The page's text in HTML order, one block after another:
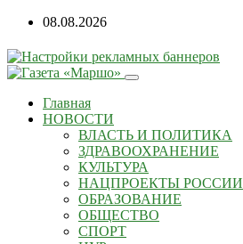
08.08.2026
Главная
НОВОСТИ
ВЛАСТЬ И ПОЛИТИКА
ЗДРАВООХРАНЕНИЕ
КУЛЬТУРА
НАЦПРОЕКТЫ РОССИИ
ОБРАЗОВАНИЕ
ОБЩЕСТВО
СПОРТ